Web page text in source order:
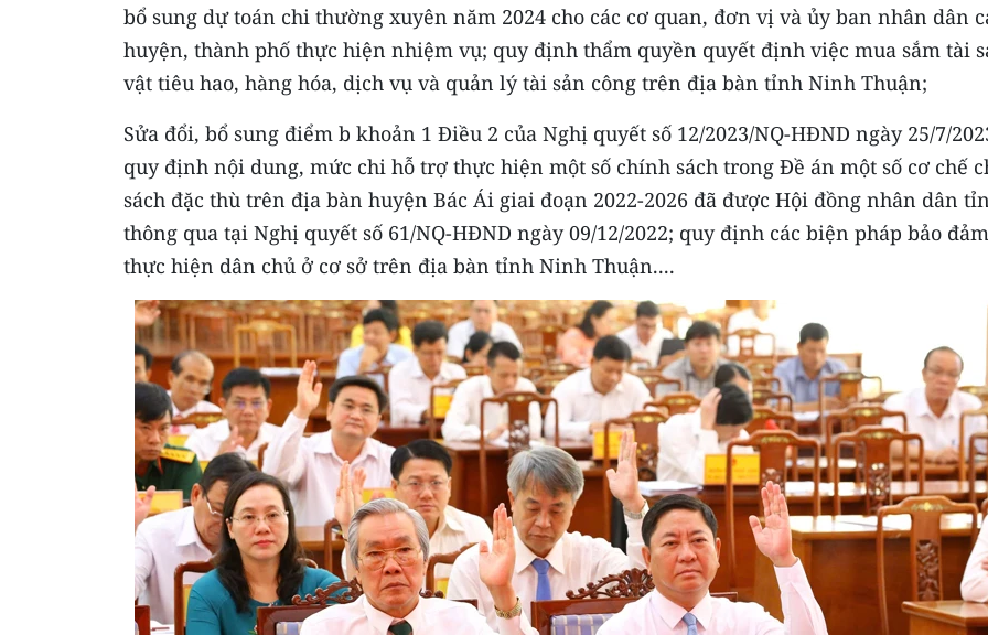
bổ sung dự toán chi thường xuyên năm 2024 cho các cơ quan, đơn vị và ủy ban nhân dân
huyện, thành phố thực hiện nhiệm vụ; quy định thẩm quyền quyết định việc mua sắm tài
vật tiêu hao, hàng hóa, dịch vụ và quản lý tài sản công trên địa bàn tỉnh Ninh Thuận;
Sửa đổi, bổ sung điểm b khoản 1 Điều 2 của Nghị quyết số 12/2023/NQ-HĐND ngày 25/7/
quy định nội dung, mức chi hỗ trợ thực hiện một số chính sách trong Đề án một số cơ chế
sách đặc thù trên địa bàn huyện Bác Ái giai đoạn 2022-2026 đã được Hội đồng nhân dân
thông qua tại Nghị quyết số 61/NQ-HĐND ngày 09/12/2022; quy định các biện pháp bảo đảm
thực hiện dân chủ ở cơ sở trên địa bàn tỉnh Ninh Thuận....